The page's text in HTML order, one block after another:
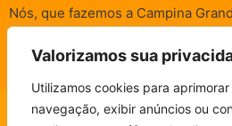
Valorizamos sua
Utilizamos cookies para
navegação, exibir anúncios ou
Nós, que fazemos a Campina
acompanham sempre. É para
vocês que as informações
promocionais e de